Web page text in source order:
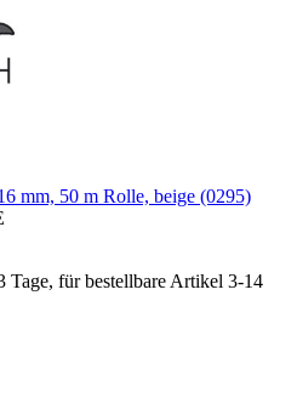
mm, 50 m Rolle, beige (0295)
Tage, für bestellbare Artikel 3-14